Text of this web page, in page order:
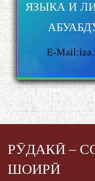
ЯЗЫКА И
E-
РӮДАКӢ –
ШОИРӢ